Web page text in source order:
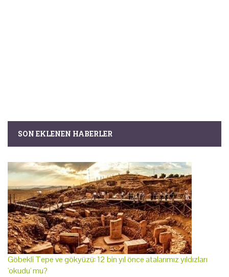
SON EKLENEN HABERLER
Göbekli Tepe ve gökyüzü: 12 bin yıl önce atalarımız yıldızları
'okudu' mu?